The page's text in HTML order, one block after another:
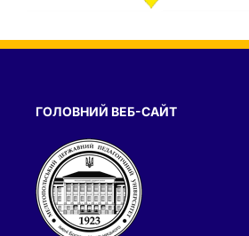
ГОЛОВНИЙ ВЕБ-САЙТ